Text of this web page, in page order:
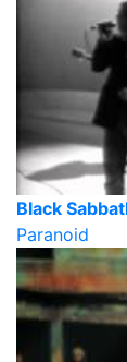
Black
Paranoid